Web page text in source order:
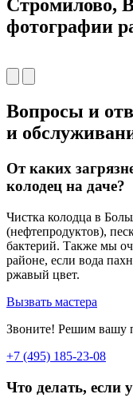
Стромилово,
фотографии
Вопросы и
и
От каких
колодец на даче?
Чистка колодца в
(нефтепродуктов),
бактерий. Также мы
районе, если вода
ржавый цвет.
Вызвать мастера
Звоните! Решим вашу
+7 (495) 185-23-08
Что делать, если